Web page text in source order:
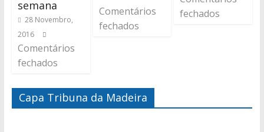
semana
28 Novembro,
2016
Comentários
fechados
Comentários
fechados
fechados
Capa Tribuna da Madeira